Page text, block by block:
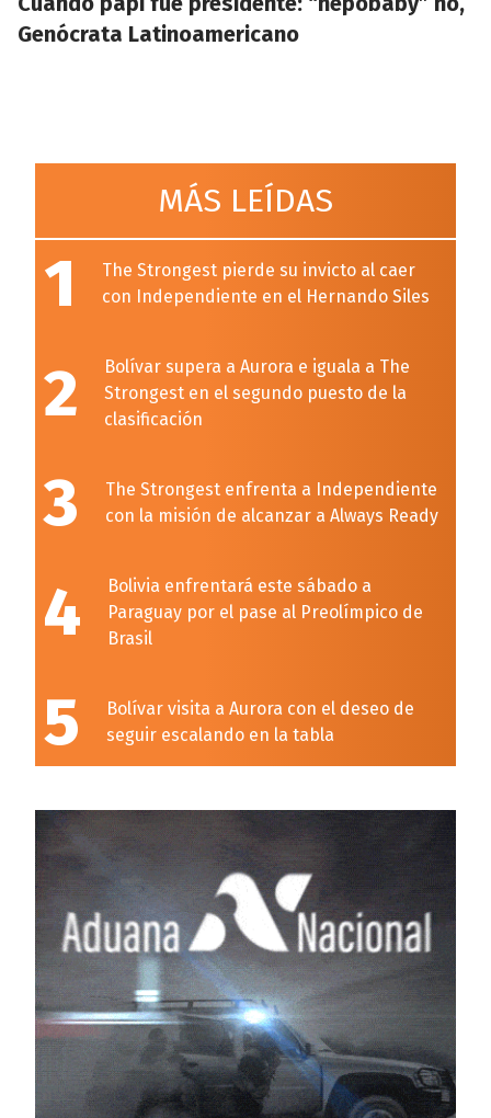
Genócrata Latinoamericano
MÁS LEÍDAS
1
The Strongest pierde su invicto al caer
con Independiente en el Hernando Siles
2
Bolívar supera a Aurora e iguala a The
Strongest en el segundo puesto de la
clasificación
3
The Strongest enfrenta a Independiente
con la misión de alcanzar a Always Ready
4
Bolivia enfrentará este sábado a
Paraguay por el pase al Preolímpico de
Brasil
5
Bolívar visita a Aurora con el deseo de
seguir escalando en la tabla